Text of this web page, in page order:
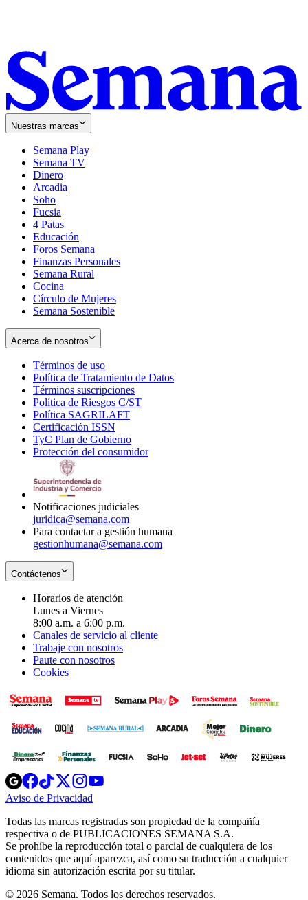
Nuestras marcas
Semana Play
Semana TV
Dinero
Arcadia
Soho
in
new
window
Fucsia
in
new
window
4 Patas
Educación
Foros Semana
Finanzas Personales
Semana Rural
Cocina
Círculo de Mujeres
Semana Sostenible
Acerca de nosotros
Términos de uso
in
new
window
Política de Tratamiento de Datos
Términos suscripciones
in
Política de Riesgos C/ST
Política SAGRILAFT
new
window
Certificación ISSN
in
new
TyC Plan de Gobierno
in
Protección del consumidorOpens
Notificaciones judiciales
juridica@semana.com
Para contactar a gestión humana
gestionhumana@semana.com
Contáctenos
Horarios de atención
Lunes a Viernes
8:00 a.m. a 6:00 p.m.
Canales de servicio al cliente
Trabaje con nosotros
Paute con nosotros
Cookies
Opens
in
new
Opens
in
new
Opens
in
new
window
Opens
new
windowwindow
Aviso de Privacidad
new
window
Todas las marcas registradas son propiedad de la compañía
respectiva o de PUBLICACIONES SEMANA S.A.
Se prohíbe la reproducción total o parcial de cualquiera de los
contenidos que aquí aparezca, así como su traducción a cualquier
idioma sin autorización escrita por su titular.
© 2026 Semana. Todos los derechos reservados.